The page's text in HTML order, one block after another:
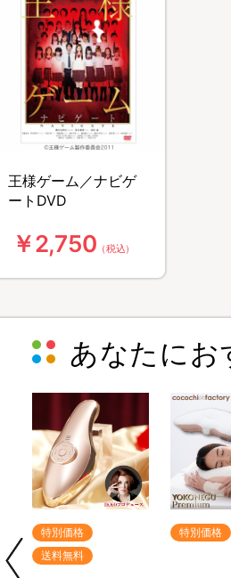
王様ゲーム／ナビゲ
ートDVD
￥2,750 （税込）
あなたにお
特別価格
送料無料
特別価格